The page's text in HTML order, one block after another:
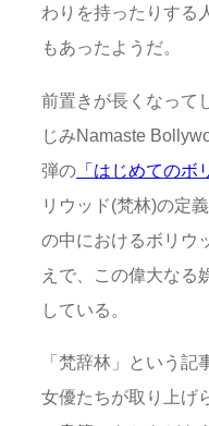
わりを持ったりする
もあったようだ。
前置きが長くなって
じみNamaste
弾の 「はじめてのボ
リウッド(梵林)の定
の中におけるボリウ
えで、この偉大なる
している。
「梵辞林」という
女優たちが取り上げ